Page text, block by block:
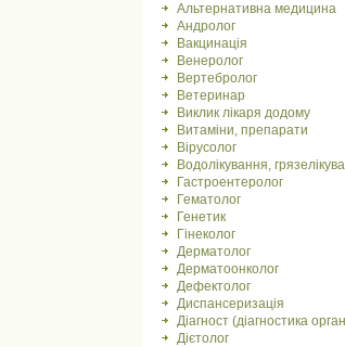
Альтернативна медицина
Андролог
Вакцинація
Венеролог
Вертебролог
Ветеринар
Виклик лікаря додому
Витаміни, препарати
Вірусолог
Водолікування,
Гастроентеролог
Гематолог
Генетик
Гінеколог
Дерматолог
Дерматоонколог
Дефектолог
Диспансеризація
Діагност (діагностика
Дієтолог